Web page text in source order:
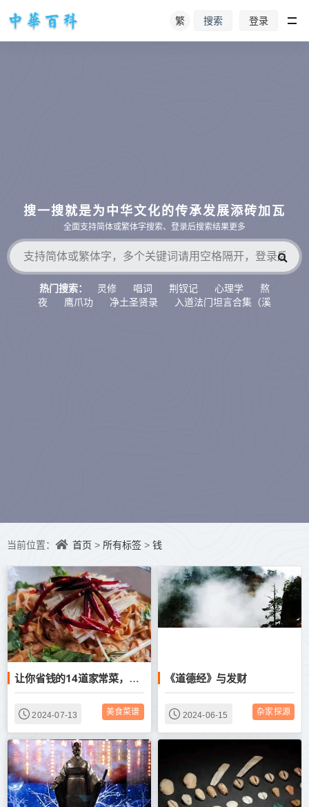
繁 搜索 登录
搜一搜就是为中华文化的传承发展添砖加瓦
全面支持简体或繁体字搜索、登录后搜索结果更多
热门搜索： 灵修 唱词 荆钗记 心理学
熬
夜
鹰爪功 净土圣贤录
入道法门坦言合集（溪
当前位置： 首页 > 所有标签 > 钱
让你省钱的14道家常菜，百吃不厌，几块钱炒一盘，换着样的做
2024-07-13 美食菜谱
《道德经》与发财
2024-06-15 杂家探源